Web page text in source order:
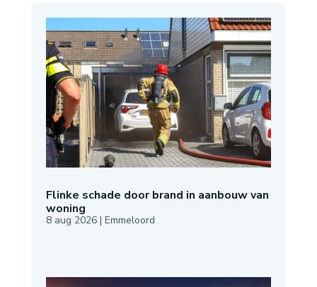
Flinke schade door brand in aanbouw van
woning
8 aug 2026| Emmeloord